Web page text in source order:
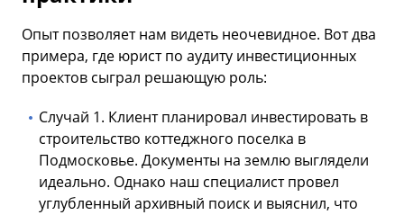
Опыт позволяет нам видеть неочевидное. Вот два
примера, где юрист по аудиту инвестиционных
проектов сыграл решающую роль:
Случай 1. Клиент планировал инвестировать в
строительство коттеджного поселка в
Подмосковье. Документы на землю выглядели
идеально. Однако наш специалист провел
углубленный архивный поиск и выяснил, что